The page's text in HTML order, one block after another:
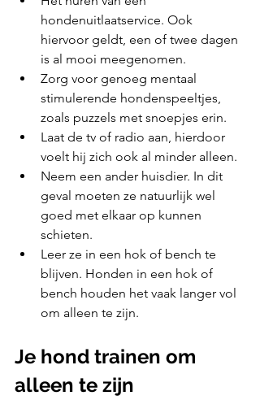
hondenuitlaatservice. Ook
hiervoor geldt, een of twee dagen
is al mooi meegenomen.
Zorg voor genoeg mentaal
stimulerende hondenspeeltjes,
zoals puzzels met snoepjes erin.
Laat de tv of radio aan, hierdoor
voelt hij zich ook al minder alleen.
Neem een ander huisdier. In dit
geval moeten ze natuurlijk wel
goed met elkaar op kunnen
schieten.
Leer ze in een hok of bench te
blijven. Honden in een hok of
bench houden het vaak langer vol
om alleen te zijn.
Je hond trainen om
alleen te zijn